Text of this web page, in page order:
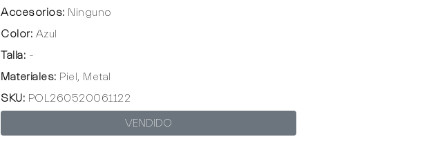
Accesorios: Ninguno
Color: Azul
Talla: -
Materiales: Piel, Metal
SKU: POL260520061122
VENDIDO